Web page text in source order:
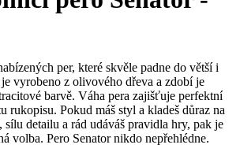
per, které skvěle padne do větší i
vyrobeno z olivového dřeva a zdobí je
barvě. Váha pera zajišťuje perfektní
rukopisu. Pokud máš styl a kladeš důraz na
sílu detailu a rád udáváš pravidla hry, pak je
volba. Pero Senator nikdo nepřehlédne.